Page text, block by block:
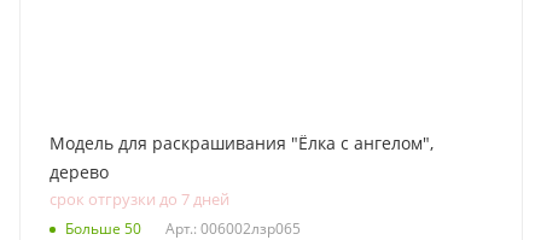
Модель для раскрашивания "Ёлка с ангелом",
дерево
срок отгрузки до 7 дней
Больше 50 Арт.: 006002лзр065